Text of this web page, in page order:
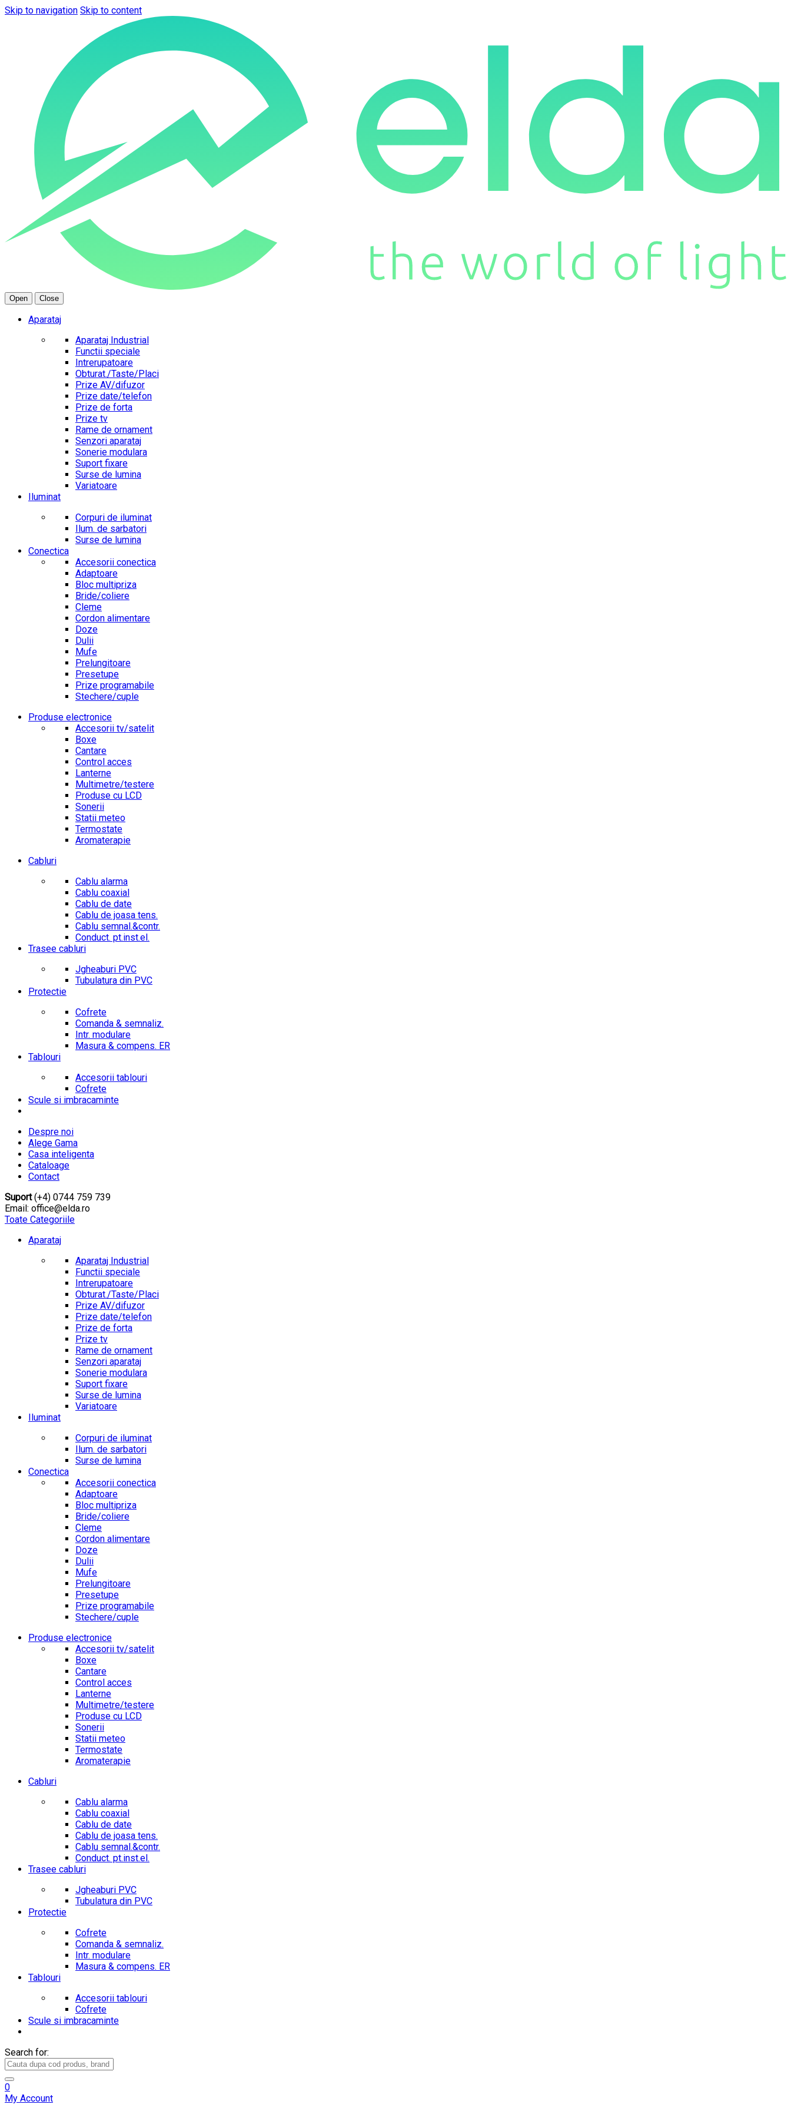
Skip to navigation Skip to content
Open Close
Aparataj
Aparataj Industrial
Functii speciale
Intrerupatoare
Obturat./Taste/Placi
Prize AV/difuzor
Prize date/telefon
Prize de forta
Prize tv
Rame de ornament
Senzori aparataj
Sonerie modulara
Suport fixare
Surse de lumina
Variatoare
Iluminat
Corpuri de iluminat
Ilum. de sarbatori
Surse de lumina
Conectica
Accesorii conectica
Adaptoare
Bloc multipriza
Bride/coliere
Cleme
Cordon alimentare
Doze
Dulii
Mufe
Prelungitoare
Presetupe
Prize programabile
Stechere/cuple
Produse electronice
Accesorii tv/satelit
Boxe
Cantare
Control acces
Lanterne
Multimetre/testere
Produse cu LCD
Sonerii
Statii meteo
Termostate
Aromaterapie
Cabluri
Cablu alarma
Cablu coaxial
Cablu de date
Cablu de joasa tens.
Cablu semnal.&contr.
Conduct. pt.inst.el.
Trasee cabluri
Jgheaburi PVC
Tubulatura din PVC
Protectie
Cofrete
Comanda & semnaliz.
Intr. modulare
Masura & compens. ER
Tablouri
Accesorii tablouri
Cofrete
Scule si imbracaminte
Despre noi
Alege Gama
Casa inteligenta
Cataloage
Contact
Suport(+4) 0744 759 739
Email: office@elda.ro
Toate Categoriile
Aparataj
Aparataj Industrial
Functii speciale
Intrerupatoare
Obturat./Taste/Placi
Prize AV/difuzor
Prize date/telefon
Prize de forta
Prize tv
Rame de ornament
Senzori aparataj
Sonerie modulara
Suport fixare
Surse de lumina
Variatoare
Iluminat
Corpuri de iluminat
Ilum. de sarbatori
Surse de lumina
Conectica
Accesorii conectica
Adaptoare
Bloc multipriza
Bride/coliere
Cleme
Cordon alimentare
Doze
Dulii
Mufe
Prelungitoare
Presetupe
Prize programabile
Stechere/cuple
Produse electronice
Accesorii tv/satelit
Boxe
Cantare
Control acces
Lanterne
Multimetre/testere
Produse cu LCD
Sonerii
Statii meteo
Termostate
Aromaterapie
Cabluri
Cablu alarma
Cablu coaxial
Cablu de date
Cablu de joasa tens.
Cablu semnal.&contr.
Conduct. pt.inst.el.
Trasee cabluri
Jgheaburi PVC
Tubulatura din PVC
Protectie
Cofrete
Comanda & semnaliz.
Intr. modulare
Masura & compens. ER
Tablouri
Accesorii tablouri
Cofrete
Scule si imbracaminte
Search for:
0
My Account